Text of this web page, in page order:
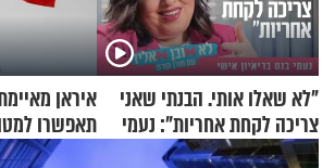
"לא שאלו אותי. הבנתי שאני
צריכה לקחת אחריות": נעמי
בנט בריאיון אישי
איראן
תאפשרו
להמריא